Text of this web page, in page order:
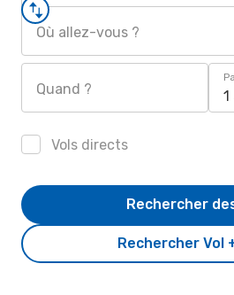
Où allez-vous ?
Quand ?
Vols directs
Rechercher Vol
Rechercher